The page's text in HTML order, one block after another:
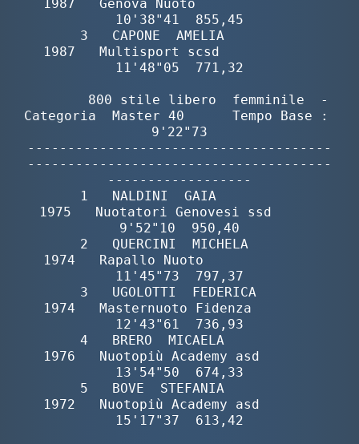
Area Legislativa
Protezione Civile
Qualità
Sostenibilità
Privacy
Cookie Policy
Archivio News
Flash News
1987   Genova Nuoto
10'38"41  855,45
       3   CAPONE  AMELIA
1987   Multisport scsd
11'48"05  771,32
        800 stile libero  femminile  -
Categoria  Master 40      Tempo Base :
9'22"73
--------------------------------------
--------------------------------------
------------------
       1   NALDINI  GAIA
1975   Nuotatori Genovesi ssd
9'52"10  950,40
       2   QUERCINI  MICHELA
1974   Rapallo Nuoto
11'45"73  797,37
       3   UGOLOTTI  FEDERICA
1974   Masternuoto Fidenza
12'43"61  736,93
       4   BRERO  MICAELA
1976   Nuotopiù Academy asd
13'54"50  674,33
       5   BOVE  STEFANIA
1972   Nuotopiù Academy asd
15'17"37  613,42